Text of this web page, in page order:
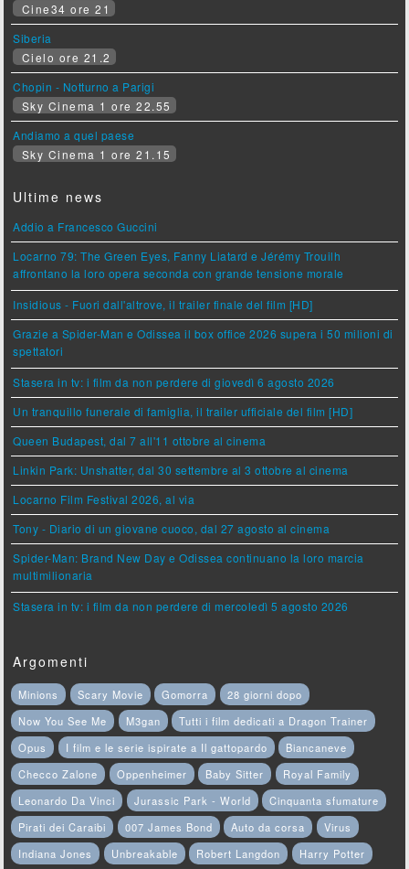
Cine34 ore 21
Siberia
Cielo ore 21.2
Chopin - Notturno a Parigi
Sky Cinema 1 ore 22.55
Andiamo a quel paese
Sky Cinema 1 ore 21.15
Ultime news
Addio a Francesco Guccini
Locarno 79: The Green Eyes, Fanny Liatard e Jérémy Trouilh
affrontano la loro opera seconda con grande tensione morale
Insidious - Fuori dall'altrove, il trailer finale del film [HD]
Grazie a Spider-Man e Odissea il box office 2026 supera i 50 milioni di
spettatori
Stasera in tv: i film da non perdere di giovedì 6 agosto 2026
Un tranquillo funerale di famiglia, il trailer ufficiale del film [HD]
Queen Budapest, dal 7 all'11 ottobre al cinema
Linkin Park: Unshatter, dal 30 settembre al 3 ottobre al cinema
Locarno Film Festival 2026, al via
Tony - Diario di un giovane cuoco, dal 27 agosto al cinema
Spider-Man: Brand New Day e Odissea continuano la loro marcia
multimilionaria
Stasera in tv: i film da non perdere di mercoledì 5 agosto 2026
Argomenti
Minions Scary Movie Gomorra
28 giorni dopo
Now You See Me
M3gan
Tutti i film dedicati a Dragon Trainer
Opus
I film e le serie ispirate a Il gattopardo
Biancaneve
Checco Zalone
Oppenheimer Baby Sitter
Royal Family
Leonardo Da Vinci
Jurassic Park - World
Cinquanta sfumature
Pirati dei Caraibi
007 James Bond Auto da corsa
Virus
Indiana Jones
Unbreakable Robert Langdon
Harry Potter